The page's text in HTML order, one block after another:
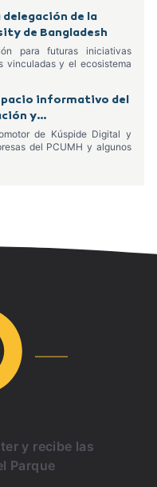
delegación de la
de Bangladesh
para futuras iniciativas
vinculadas y el ecosistema
informativo del
y
de Kúspide Digital y
del PCUMH y algunos
y recibe las
Parque